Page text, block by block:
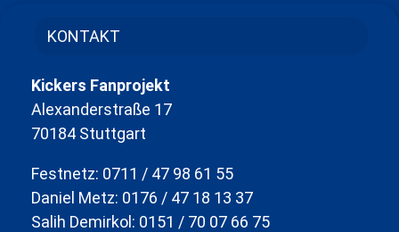
KONTAKT
Kickers Fanprojekt
Alexanderstraße 17
70184 Stuttgart
Festnetz: 0711 / 47 98 61 55
Daniel Metz: 0176 / 47 18 13 37
Salih Demirkol: 0151 / 70 07 66 75